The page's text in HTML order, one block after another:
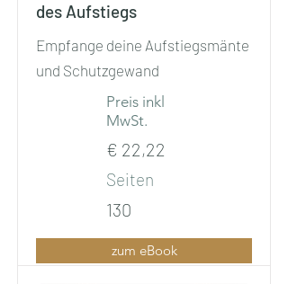
des Aufstiegs
Empfange deine Aufstiegsmänte
und Schutzgewand
Preis inkl
MwSt.
€ 22,22
Seiten
130
zum eBook